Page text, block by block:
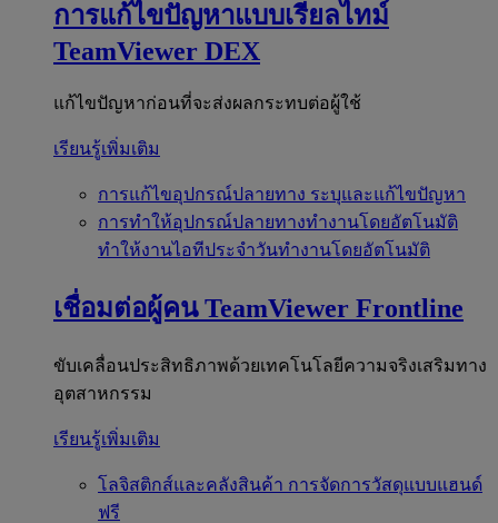
การแก้ไขปัญหาแบบเรียลไทม์
TeamViewer DEX
แก้ไขปัญหาก่อนที่จะส่งผลกระทบต่อผู้ใช้
เรียนรู้เพิ่มเติม
การแก้ไขอุปกรณ์ปลายทาง ระบุและแก้ไขปัญหา
การทำให้อุปกรณ์ปลายทางทำงานโดยอัตโนมัติ
ทำให้งานไอทีประจำวันทำงานโดยอัตโนมัติ
เชื่อมต่อผู้คน TeamViewer Frontline
ขับเคลื่อนประสิทธิภาพด้วยเทคโนโลยีความจริงเสริมทาง
อุตสาหกรรม
เรียนรู้เพิ่มเติม
โลจิสติกส์และคลังสินค้า การจัดการวัสดุแบบแฮนด์
ฟรี